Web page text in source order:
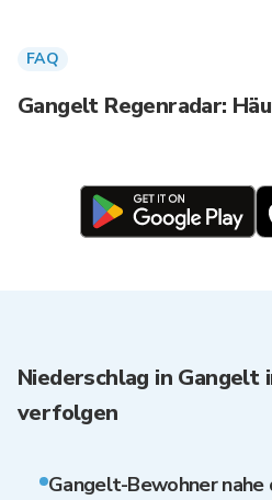
FAQ
Gangelt Regenradar:
Niederschlag in Gangelt
verfolgen
Gangelt-Bewohner nahe